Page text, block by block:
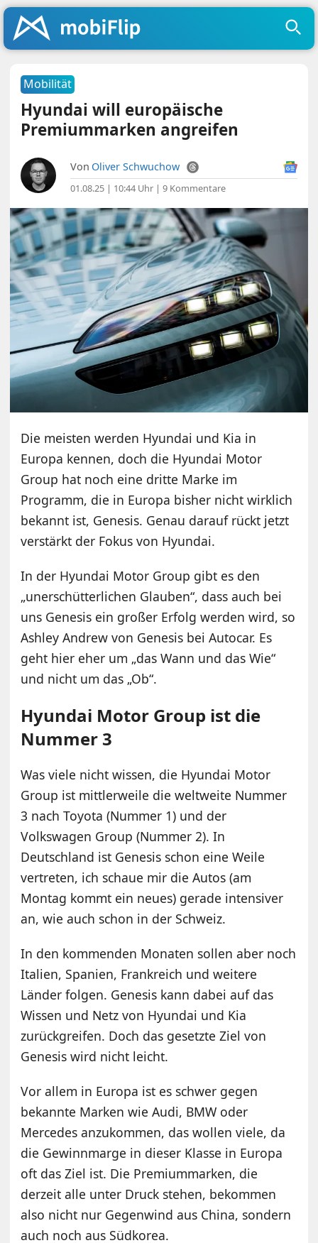
Mobilität
Hyundai will europäische
Premiummarken angreifen
Von Oliver Schwuchow
01.08.25 | 10:44 Uhr |9 Kommentare
Die meisten werden Hyundai und Kia in
Europa kennen, doch die Hyundai Motor
Group hat noch eine dritte Marke im
Programm, die in Europa bisher nicht wirklich
bekannt ist, Genesis. Genau darauf rückt jetzt
verstärkt der Fokus von Hyundai.
In der Hyundai Motor Group gibt es den
„unerschütterlichen Glauben“, dass auch bei
uns Genesis ein großer Erfolg werden wird, so
Ashley Andrew von Genesis bei Autocar. Es
geht hier eher um „das Wann und das Wie“
und nicht um das „Ob“.
Hyundai Motor Group ist die
Nummer 3
Was viele nicht wissen, die Hyundai Motor
Group ist mittlerweile die weltweite Nummer
3 nach Toyota (Nummer 1) und der
Volkswagen Group (Nummer 2). In
Deutschland ist Genesis schon eine Weile
vertreten, ich schaue mir die Autos (am
Montag kommt ein neues) gerade intensiver
an, wie auch schon in der Schweiz.
In den kommenden Monaten sollen aber noch
Italien, Spanien, Frankreich und weitere
Länder folgen. Genesis kann dabei auf das
Wissen und Netz von Hyundai und Kia
zurückgreifen. Doch das gesetzte Ziel von
Genesis wird nicht leicht.
Vor allem in Europa ist es schwer gegen
bekannte Marken wie Audi, BMW oder
Mercedes anzukommen, das wollen viele, da
die Gewinnmarge in dieser Klasse in Europa
oft das Ziel ist. Die Premiummarken, die
derzeit alle unter Druck stehen, bekommen
also nicht nur Gegenwind aus China, sondern
auch noch aus Südkorea.